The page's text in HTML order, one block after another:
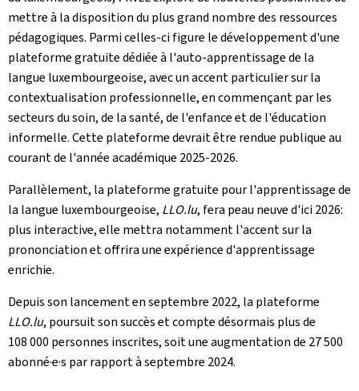
mettre à la disposition du plus grand nombre des ressources
pédagogiques. Parmi celles-ci figure le développement d'une
plateforme gratuite dédiée à l'auto-apprentissage de la
langue luxembourgeoise, avec un accent particulier sur la
contextualisation professionnelle, en commençant par les
secteurs du soin, de la santé, de l'enfance et de l'éducation
informelle. Cette plateforme devrait être rendue publique au
courant de l'année académique 2025-2026.
Parallèlement, la plateforme gratuite pour l'apprentissage de
la langue luxembourgeoise, LLO.lu, fera peau neuve d'ici 2026:
plus interactive, elle mettra notamment l'accent sur la
prononciation et offrira une expérience d'apprentissage
enrichie.
Depuis son lancement en septembre 2022, la plateforme
LLO.lu, poursuit son succès et compte désormais plus de
108 000 personnes inscrites, soit une augmentation de 27 500
abonné·e·s par rapport à septembre 2024.